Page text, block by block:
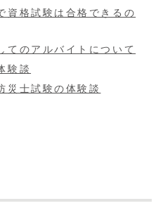
資格試験は合格できるの
てのアルバイトについて
験談
災士試験の体験談